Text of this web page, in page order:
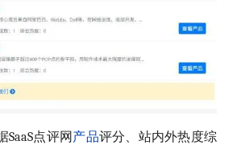
点评网 产品评分、站内外热度综